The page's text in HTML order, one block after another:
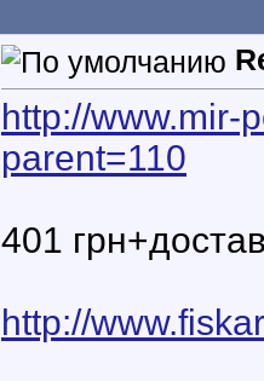
http://www.mir-
parent=110
401
http://